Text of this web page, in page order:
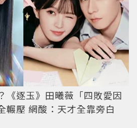
《逐玉》田曦薇「四敗愛因
輾壓 網酸：天才全靠旁白